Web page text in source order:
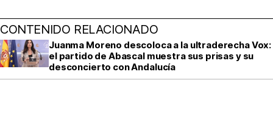
CONTENIDO RELACIONADO
Juanma Moreno descoloca a la ultraderecha Vox:
el partido de Abascal muestra sus prisas y su
desconcierto con Andalucía